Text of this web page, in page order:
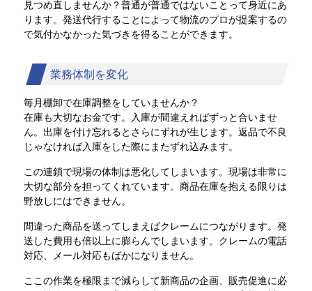
見つめ直しませんか？普通が普通ではないことって身近にあ
ります。発送代行することによって物流のプロが提案するの
で気付かなかった気づきを得ることができます。
業務体制を変化
毎月棚卸で在庫調整をしていませんか？
在庫も大切なお金です。入庫が間違えればずっと合いませ
ん。出庫を付け忘れるとさらにずれが生じます。返品で不良
じゃなければ入庫をした際にまたずれ込みます。
この連鎖で現場の体制は悪化してしまいます。現場は非常に
大切な部分を担ってくれています。商品在庫を抱える限りは
野放しにはできません。
間違った商品を送ってしまえばクレームにつながります。発
送した費用も倍以上に膨らんでしまいます。クレームの電話
対応、メール対応もばかになりません。
ここの作業を極限まで減らして新商品の企画、販売促進に必